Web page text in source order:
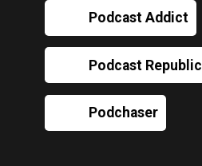
Podcast Addict
Podcast Republic
Podchaser